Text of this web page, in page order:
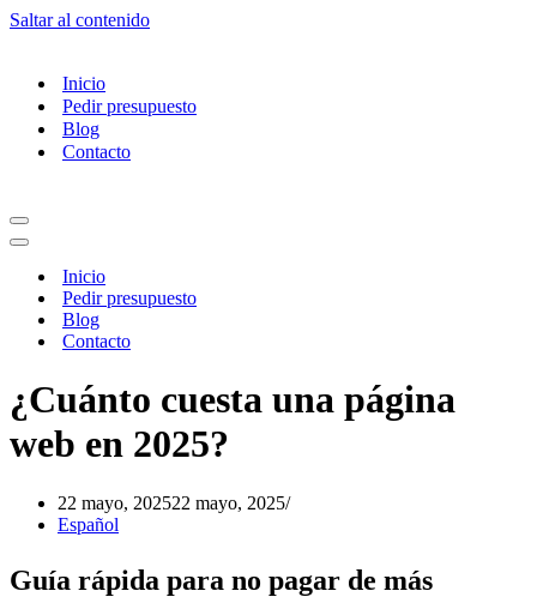
Saltar al contenido
Inicio
Pedir presupuesto
Blog
Contacto
Menú
de
Menú
navegación
Inicio
Pedir presupuesto
Blog
Contacto
¿Cuánto cuesta una página
web en 2025?
22 mayo, 202522 mayo, 2025
Español
Guía rápida para no pagar de más